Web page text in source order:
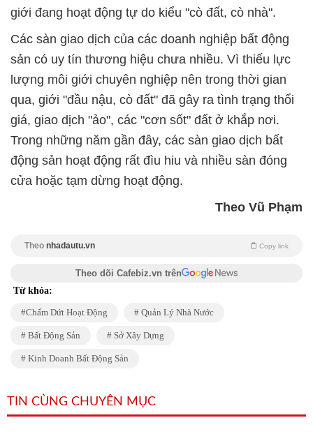
giới đang hoạt động tự do kiểu "cò đất, cò nhà".
Các sàn giao dịch của các doanh nghiệp bất động
sản có uy tín thương hiệu chưa nhiều. Vì thiếu lực
lượng môi giới chuyên nghiệp nên trong thời gian
qua, giới "đầu nậu, cò đất" đã gây ra tình trạng thổi
giá, giao dịch "ảo", các "cơn sốt" đất ở khắp nơi.
Trong những năm gần đây, các sàn giao dịch bất
động sản hoạt động rất đìu hiu và nhiều sàn đóng
cửa hoặc tạm dừng hoạt động.
Theo Vũ Phạm
Theo nhadautu.vn Copy link
Theo dõi Cafebiz.vn trên
Từ khóa:
Chấm Dứt Hoạt Động Quản Lý Nhà Nước
Bất Động Sản Sở Xây Dựng
Kinh Doanh Bất Động Sản
TIN CÙNG CHUYÊN MỤC